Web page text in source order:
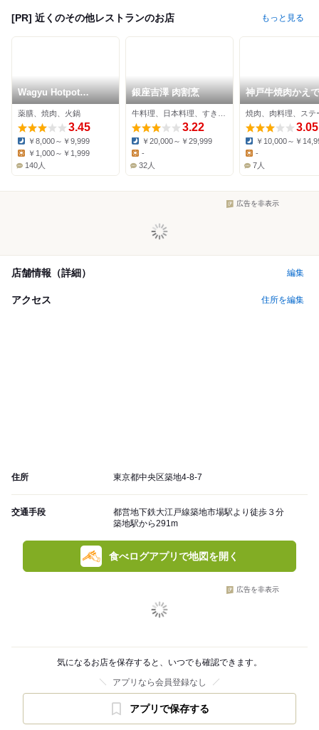
[PR] 近くのその他レストランのお店 もっと見る
Wagyu Hotpot
FOODLAB 築地
薬膳、焼肉、火鍋
3.45
Dinner:
￥8,000～￥9,999
￥1,000～￥1,999
140人
銀座吉澤 肉割烹
3.22
Dinner:
￥20,000～￥29,999
Lunch:
-
32人
神戸牛焼肉かえで
焼肉、肉料理、ステ
3.05
Dinner:
￥10,000～￥
Lunch:
-
7人
広告を非表示
店舗情報（詳細） 編集
アクセス 住所を編集
住所 東京都中央区築地4-8-7
交通手段
都営地下鉄大江戸線築地市場駅より徒歩３分
築地駅から291m
食べログアプリで地図を開く
広告を非表示
気になるお店を保存すると、いつでも確認できます。
アプリなら会員登録なし
アプリで保存する